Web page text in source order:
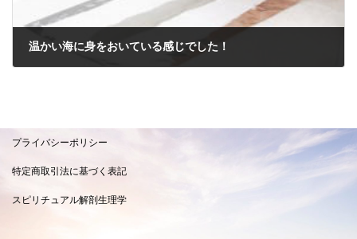
温かい海に身をおいている感じでした！
プライバシーポリシー
特定商取引法に基づく表記
スピリチュアル解剖生理学